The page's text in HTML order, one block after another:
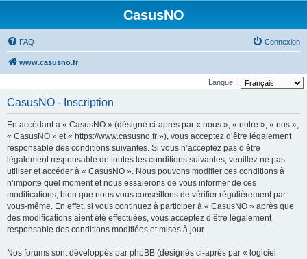
CasusNO
FAQ Connexion
www.casusno.fr
Langue :
CasusNO - Inscription
En accédant à « CasusNO » (désigné ci-après par « nous », « notre », « nos »,
« CasusNO » et « https://www.casusno.fr »), vous acceptez d’être légalement
responsable des conditions suivantes. Si vous n’acceptez pas d’être
légalement responsable de toutes les conditions suivantes, veuillez ne pas
utiliser et accéder à « CasusNO ». Nous pouvons modifier ces conditions à
n’importe quel moment et nous essaierons de vous informer de ces
modifications, bien que nous vous conseillons de vérifier régulièrement par
vous-même. En effet, si vous continuez à participer à « CasusNO » après que
des modifications aient été effectuées, vous acceptez d’être légalement
responsable des conditions modifiées et mises à jour.
Nos forums sont développés par phpBB (désignés ci-après par « logiciel